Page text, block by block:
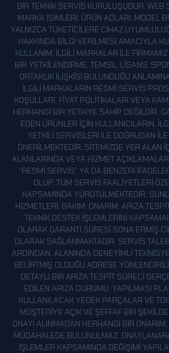
SÖKMEN
SÜTVEREN
ŞENOL
TÜYLÜ
UZUNPINAR
YARBAŞI
YENIKÖY
YENIYOL
YEŞILOVA
YEŞILYURT
YEŞILPINAR
YOLCU
YUKARI ÖZLÜCE
BIR TEKNIK SERVIS KURULUŞUDUR. WEB
MARKA ISIMLERI, ÜRÜN ADLARI, MODEL
YALNIZCA TÜKETICILERE CIHAZ
HAKKINDA BILGI VERILMESI AMACIYLA
KULLANIM, ILGILI MARKALAR ILE
BIR YETKILENDIRME, TEMSIL, LISANS,
ORTAKLIK ILIŞKISI BULUNDUĞU
ILGILI MARKALARIN RESMI SERVIS
KOŞULLARI, FIYAT POLITIKALARI VEYA
HERHANGI BIR YETKIYE SAHIP DEĞILDIR.
EDEN ÜRÜNLER IÇIN KULLANICILARIN,
YETKILI SERVISLERI ILE DOĞRUDAN
ÖNERILMEKTEDIR. SITEMIZDE YER ALAN
ALANLARINDA VEYA HIZMET
“RESMI SERVIS” YA DA BENZERI
OLUP, TÜM SERVIS FAALIYETLERI
KAPSAMINDA YÜRÜTÜLMEKTEDIR.
HIZMETLERI; BAKIM, ONARIM, ARIZA
TEKNIK DESTEK IŞLEMLERINI
OLARAK GARANTI SÜRESI SONA ERMIŞ
OLARAK SAĞLANMAKTADIR. SERVIS
ARDINDAN, ALANINDA DENEYIMLI
BELIRTMIŞ OLDUĞU ADRESE
DETAYLI BIR ARIZA TESPIT SÜRECI
EDILEN ARIZA DURUMU, YAPILMASI
KULLANILACAK YEDEK PARÇALAR VE
MÜŞTERIYE AÇIK VE ŞEFFAF BIR
ONAYI ALINMADAN HERHANGI BIR
MÜDAHALEDE BULUNULMAZ.
IŞLEMLER KAPSAMINDA DEĞIŞIMI